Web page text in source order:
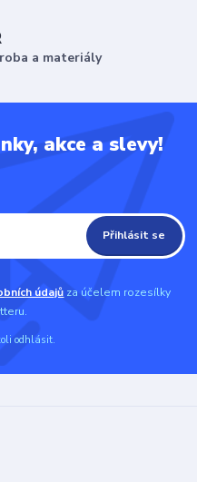
a materiály
akce a slevy!
Přihlásit se
údajů za účelem rozesílky
odhlásit.